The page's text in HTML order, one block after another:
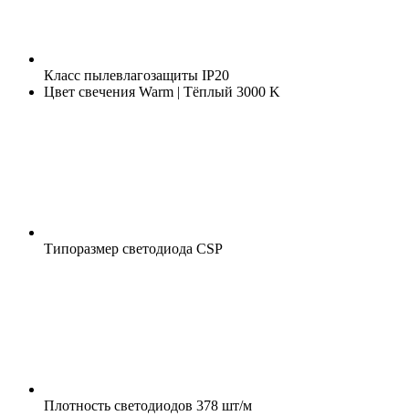
Класс пылевлагозащиты IP20
Цвет свечения Warm | Тёплый 3000 K
Типоразмер светодиода CSP
Плотность светодиодов 378 шт/м